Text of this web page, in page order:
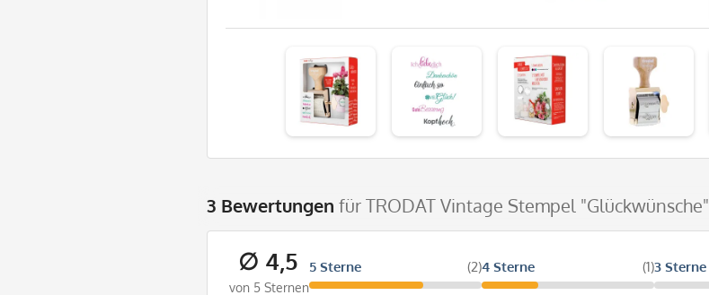
3 Bewertungen für TRODAT Vintage Stempel "Glückwünsche"
∅ 4,5
von 5 Sternen
5 Sterne (2)4 Sterne (1)3 Sterne